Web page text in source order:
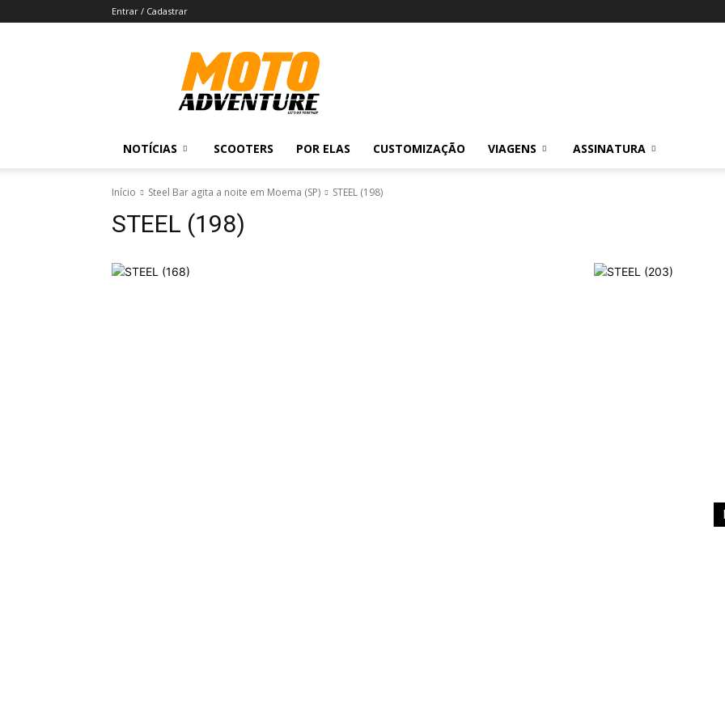
Entrar / Cadastrar
Revista
Moto
Adventure
NOTÍCIAS SCOOTERS POR ELAS CUSTOMIZAÇÃO VIAGENS ASSINATURA
Início Steel Bar agita a noite em Moema (SP) STEEL (198)
STEEL (198)